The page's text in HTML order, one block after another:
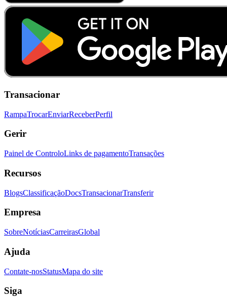
Transacionar
RampaTrocarEnviarReceberPerfil
Gerir
Painel de ControloLinks de pagamentoTransações
Recursos
BlogsClassificaçãoDocsTransacionarTransferir
Empresa
SobreNotíciasCarreirasGlobal
Ajuda
Contate-nosStatusMapa do site
Siga